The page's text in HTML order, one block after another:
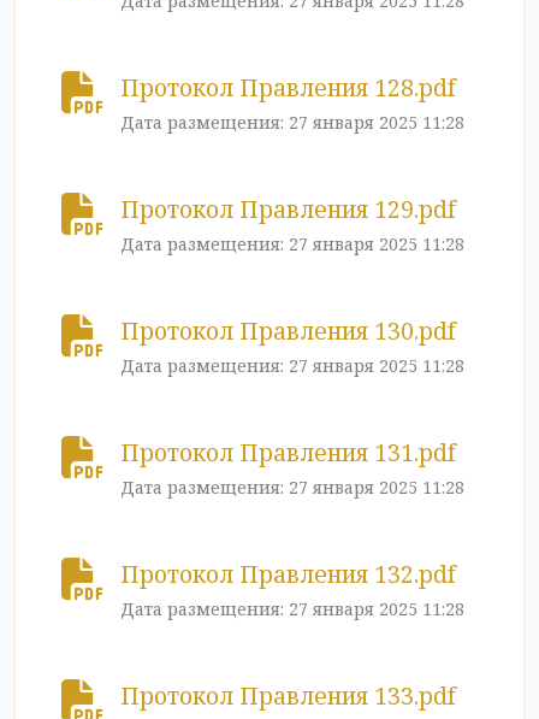
Протокол Правления 128.pdf
Дата размещения: 27 января 2025 11:28
Протокол Правления 129.pdf
Дата размещения: 27 января 2025 11:28
Протокол Правления 130.pdf
Дата размещения: 27 января 2025 11:28
Протокол Правления 131.pdf
Дата размещения: 27 января 2025 11:28
Протокол Правления 132.pdf
Дата размещения: 27 января 2025 11:28
Протокол Правления 133.pdf